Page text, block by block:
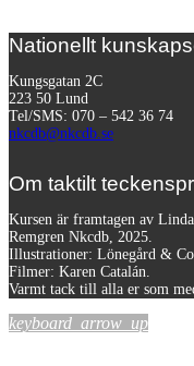
Nationellt
Kungsgatan 2C
223 50 Lund
Tel/SMS: 070 – 542 36 74
nkcdb@nkcdb.se
Om taktilt
Kursen är framtagen av
Remgren Nkcdb, 2025.
Illustrationer: Lönegård & Co.
Filmer: Karen Catalán.
Varmt tack till alla er som
keyboard_arrow_up